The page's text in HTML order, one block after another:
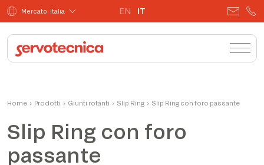
Mercato: Italia EN IT
Home › Prodotti › Giunti rotanti › Slip Ring › Slip Ring con foro passante
Slip Ring con foro
passante
Product Manager